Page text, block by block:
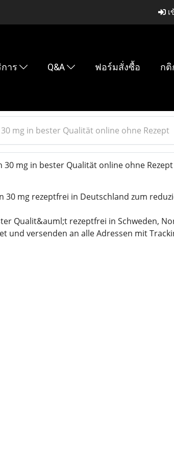
เ
าร Q&A ฟอร์มสั่งซื้อ กติ
mg in bester Qualität online ohne Rezept
30 mg in bester Qualität online ohne Rezept
30 mg rezeptfrei in Deutschland zum
Qualit&auml;t rezeptfrei in Schweden,
und versenden an alle Adressen mit